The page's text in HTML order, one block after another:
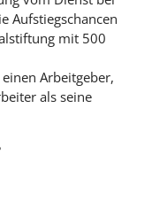
Aufstiegschancen
mit 500
Arbeitgeber,
als seine